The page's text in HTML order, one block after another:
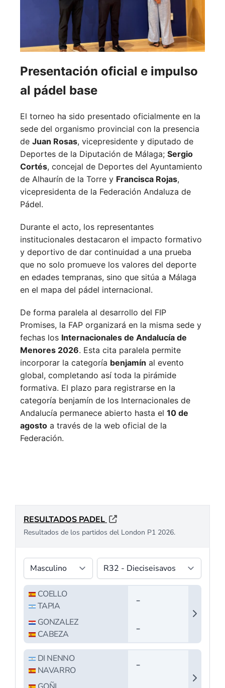
Presentación oficial e impulso
al pádel base
El torneo ha sido presentado oficialmente en la
sede del organismo provincial con la presencia
de Juan Rosas, vicepresidente y diputado de
Deportes de la Diputación de Málaga; Sergio
Cortés, concejal de Deportes del Ayuntamiento
de Alhaurín de la Torre y Francisca Rojas,
vicepresidenta de la Federación Andaluza de
Pádel.
Durante el acto, los representantes
institucionales destacaron el impacto formativo
y deportivo de dar continuidad a una prueba
que no solo promueve los valores del deporte
en edades tempranas, sino que sitúa a Málaga
en el mapa del pádel internacional.
De forma paralela al desarrollo del FIP
Promises, la FAP organizará en la misma sede y
fechas los Internacionales de Andalucía de
Menores 2026. Esta cita paralela permite
incorporar la categoría benjamín al evento
global, completando así toda la pirámide
formativa. El plazo para registrarse en la
categoría benjamín de los Internacionales de
Andalucía permanece abierto hasta el 10 de
agosto a través de la web oficial de la
Federación.